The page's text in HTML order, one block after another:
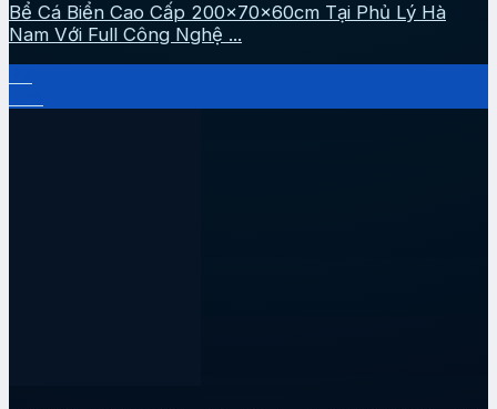
Bể Cá Biển Cao Cấp 200x70x60cm Tại Phủ Lý Hà
Nam Với Full Công Nghệ ...